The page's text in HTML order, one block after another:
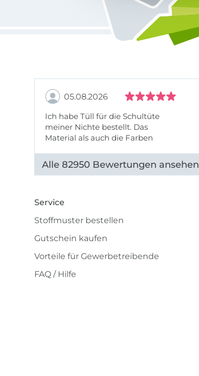
05.08.2026
Ich habe Tüll für die Schultüte
meiner Nichte bestellt. Das
Material als auch die Farben
Abbildung u sieht toll aus. Die
Lieferung erfolgte zügig u auch
Alle 82950 Bewertungen ansehen
Service
Stoffmuster bestellen
Gutschein kaufen
Vorteile für Gewerbetreibende
FAQ / Hilfe